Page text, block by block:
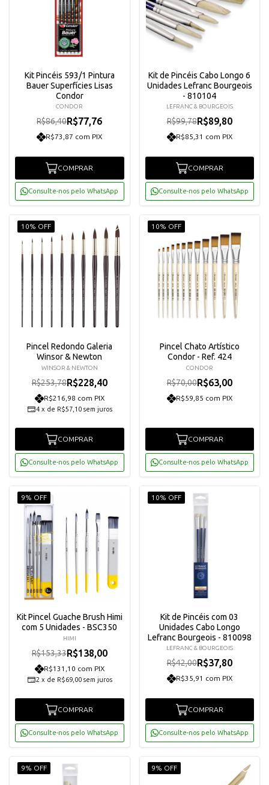
Kit Pincéis 593/1 Pintura
Bauer Superfícies Lisas
Condor
CONDOR
R$86,40R$77,76
R$73,87 com PIX
COMPRAR
Consulte-nos pelo WhatsApp
Kit de Pincéis Cabo Longo 6
Unidades Lefranc Bourgeois
- 810104
LEFRANC & BOURGEOIS
R$99,78R$89,80
R$85,31 com PIX
COMPRAR
Consulte-nos pelo WhatsApp
10% OFF
Pincel Redondo Galeria
Winsor & Newton
WINSOR & NEWTON
R$253,78R$228,40
R$216,98 com PIX
4 x de R$57,10 sem juros
COMPRAR
Consulte-nos pelo WhatsApp
10% OFF
Pincel Chato Artístico
Condor - Ref. 424
CONDOR
R$70,00R$63,00
R$59,85 com PIX
COMPRAR
Consulte-nos pelo WhatsApp
9% OFF
Kit Pincel Guache Brush Himi
com 5 Unidades - BSC350
HIMI
R$153,33R$138,00
R$131,10 com PIX
2 x de R$69,00 sem juros
COMPRAR
Consulte-nos pelo WhatsApp
10% OFF
Kit de Pincéis com 03
Unidades Cabo Longo
Lefranc Bourgeois - 810098
LEFRANC & BOURGEOIS
R$42,00R$37,80
R$35,91 com PIX
COMPRAR
Consulte-nos pelo WhatsApp
9% OFF 9% OFF